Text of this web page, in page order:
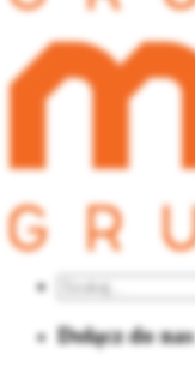
Dołącz do nas